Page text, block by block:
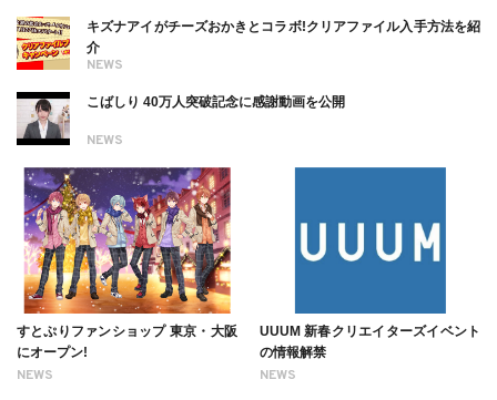
NEWS
キズナアイがチーズおかきとコラボ!クリアファイル入手方法を紹
介
NEWS
こばしり 40万人突破記念に感謝動画を公開
NEWS
すとぷりファンショップ 東京・大阪
にオープン!
NEWS
UUUM 新春クリエイターズイベント
の情報解禁